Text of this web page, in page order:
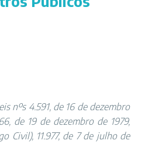
nºs 4.591, de 16 de dezembro
de 19 de dezembro de 1979,
Civil), 11.977, de 7 de julho de